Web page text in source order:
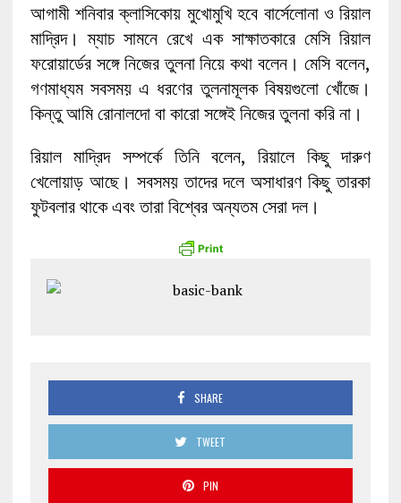
আগামী শনিবার ক্লাসিকোয় মুখোমুখি হবে বার্সেলোনা ও রিয়াল
মাদ্রিদ। ম্যাচ সামনে রেখে এক সাক্ষাতকারে মেসি রিয়াল
ফরোয়ার্ডের সঙ্গে নিজের তুলনা নিয়ে কথা বলেন। মেসি বলেন,
গণমাধ্যম সবসময় এ ধরণের তুলনামূলক বিষয়গুলো খোঁজে।
কিন্তু আমি রোনালদো বা কারো সঙ্গেই নিজের তুলনা করি না।
রিয়াল মাদ্রিদ সম্পর্কে তিনি বলেন, রিয়ালে কিছু দারুণ
খেলোয়াড় আছে। সবসময় তাদের দলে অসাধারণ কিছু তারকা
ফুটবলার থাকে এবং তারা বিশ্বের অন্যতম সেরা দল।
SHARE
TWEET
PIN